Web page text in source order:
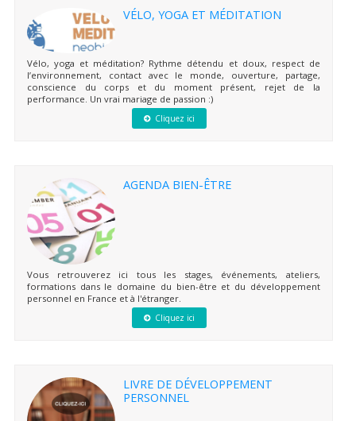
VÉLO, YOGA ET MÉDITATION
Vélo, yoga et méditation? Rythme détendu et doux, respect de
l’environnement, contact avec le monde, ouverture, partage,
conscience du corps et du moment présent, rejet de la
performance. Un vrai mariage de passion :)
Cliquez ici
AGENDA BIEN-ÊTRE
Vous retrouverez ici tous les stages, événements, ateliers,
formations dans le domaine du bien-être et du développement
personnel en France et à l'étranger.
Cliquez ici
LIVRE DE DÉVELOPPEMENT
PERSONNEL